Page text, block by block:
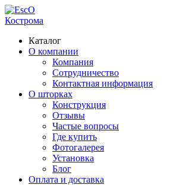
Кострома
Каталог
О компании
Компания
Сотрудничество
Контактная информация
О шторках
Конструкция
Отзывы
Частые вопросы
Где купить
Фотогалерея
Установка
Блог
Оплата и доставка